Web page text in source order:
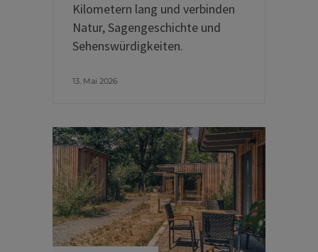
Kilometern lang und verbinden
Natur, Sagengeschichte und
Sehenswürdigkeiten.
13. Mai 2026